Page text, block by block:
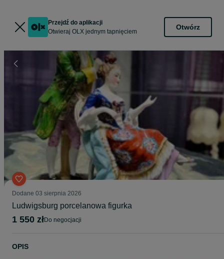
Przejdź do aplikacji
Otwieraj OLX jednym tapnięciem
Otwórz
Dodane 03 sierpnia 2026
Ludwigsburg porcelanowa figurka
1 550 zł do negocjacji
OPIS